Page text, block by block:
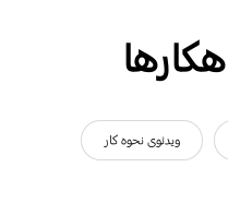
ویدئوی نحوه کار